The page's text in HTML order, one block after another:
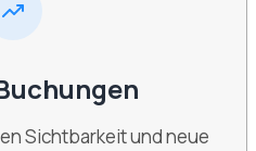
Sichtbarkeit und neue